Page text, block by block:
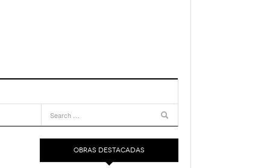
OBRAS DESTACADAS